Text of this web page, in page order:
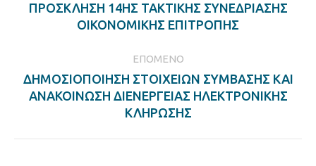
Previous
post:
ΠΡΟΣΚΛΗΣΗ 14ΗΣ ΤΑΚΤΙΚΗΣ ΣΥΝΕΔΡΙΑΣΗΣ
ΟΙΚΟΝΟΜΙΚΗΣ ΕΠΙΤΡΟΠΗΣ
ΕΠΌΜΕΝΟ
Next
post:
ΔΗΜΟΣΙΟΠΟΙΗΣΗ ΣΤΟΙΧΕΙΩΝ ΣΥΜΒΑΣΗΣ ΚΑΙ
ΑΝΑΚΟΙΝΩΣΗ ΔΙΕΝΕΡΓΕΙΑΣ ΗΛΕΚΤΡΟΝΙΚΗΣ
ΚΛΗΡΩΣΗΣ